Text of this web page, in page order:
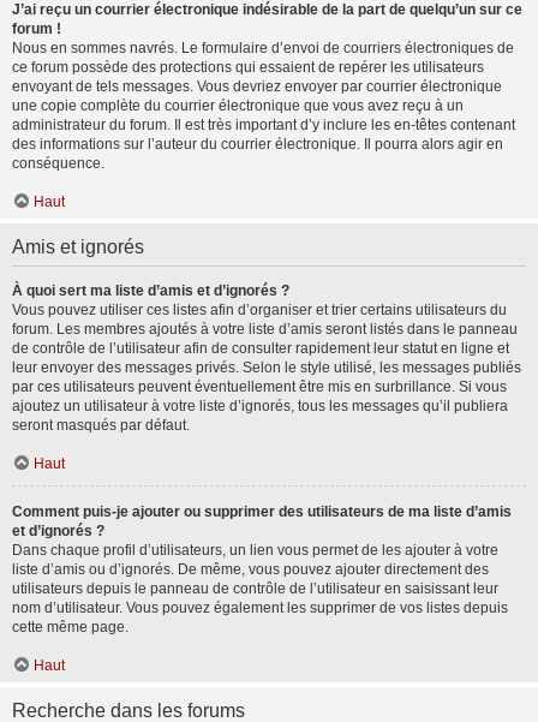
J’ai reçu un courrier électronique indésirable de la part de quelqu’un sur ce
forum !
Nous en sommes navrés. Le formulaire d’envoi de courriers électroniques de
ce forum possède des protections qui essaient de repérer les utilisateurs
envoyant de tels messages. Vous devriez envoyer par courrier électronique
une copie complète du courrier électronique que vous avez reçu à un
administrateur du forum. Il est très important d’y inclure les en-têtes contenant
des informations sur l’auteur du courrier électronique. Il pourra alors agir en
conséquence.
Haut
Amis et ignorés
À quoi sert ma liste d’amis et d’ignorés ?
Vous pouvez utiliser ces listes afin d’organiser et trier certains utilisateurs du
forum. Les membres ajoutés à votre liste d’amis seront listés dans le panneau
de contrôle de l’utilisateur afin de consulter rapidement leur statut en ligne et
leur envoyer des messages privés. Selon le style utilisé, les messages publiés
par ces utilisateurs peuvent éventuellement être mis en surbrillance. Si vous
ajoutez un utilisateur à votre liste d’ignorés, tous les messages qu’il publiera
seront masqués par défaut.
Haut
Comment puis-je ajouter ou supprimer des utilisateurs de ma liste d’amis
et d’ignorés ?
Dans chaque profil d’utilisateurs, un lien vous permet de les ajouter à votre
liste d’amis ou d’ignorés. De même, vous pouvez ajouter directement des
utilisateurs depuis le panneau de contrôle de l’utilisateur en saisissant leur
nom d’utilisateur. Vous pouvez également les supprimer de vos listes depuis
cette même page.
Haut
Recherche dans les forums